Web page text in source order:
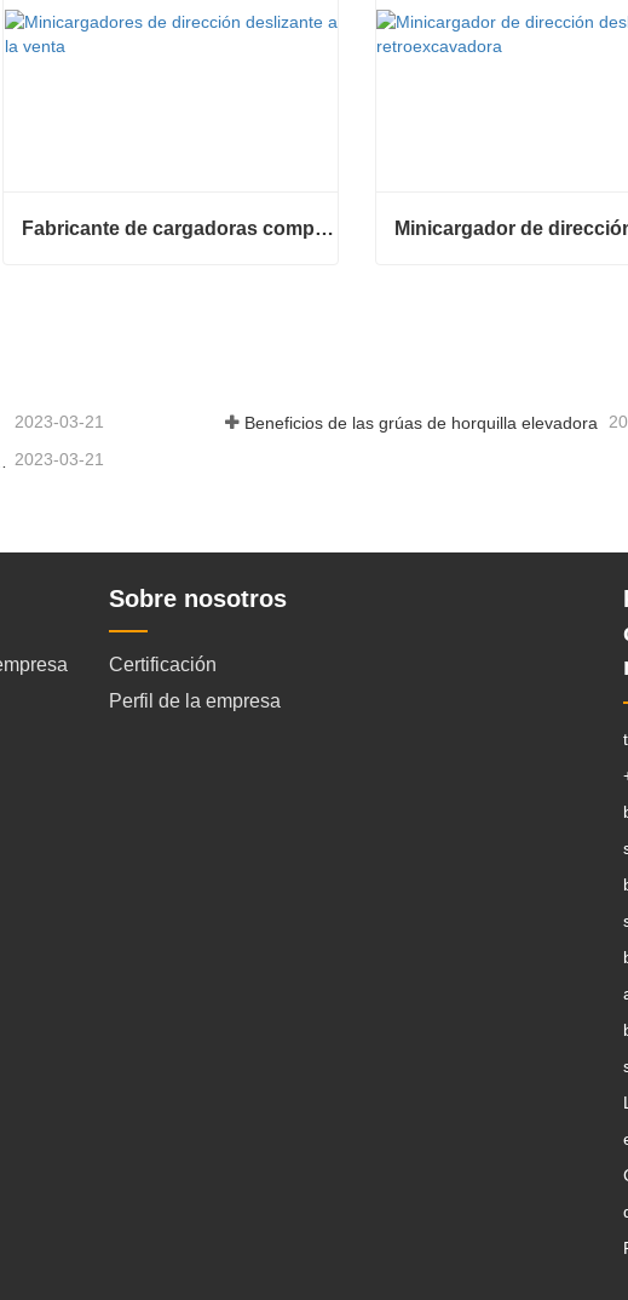
Fabricante de cargadoras compactas de China
2023-03-21 Beneficios de las grúas de horquilla elevadora
2023-03-21
Sobre nosotros
Certificación
Perfil de la empresa